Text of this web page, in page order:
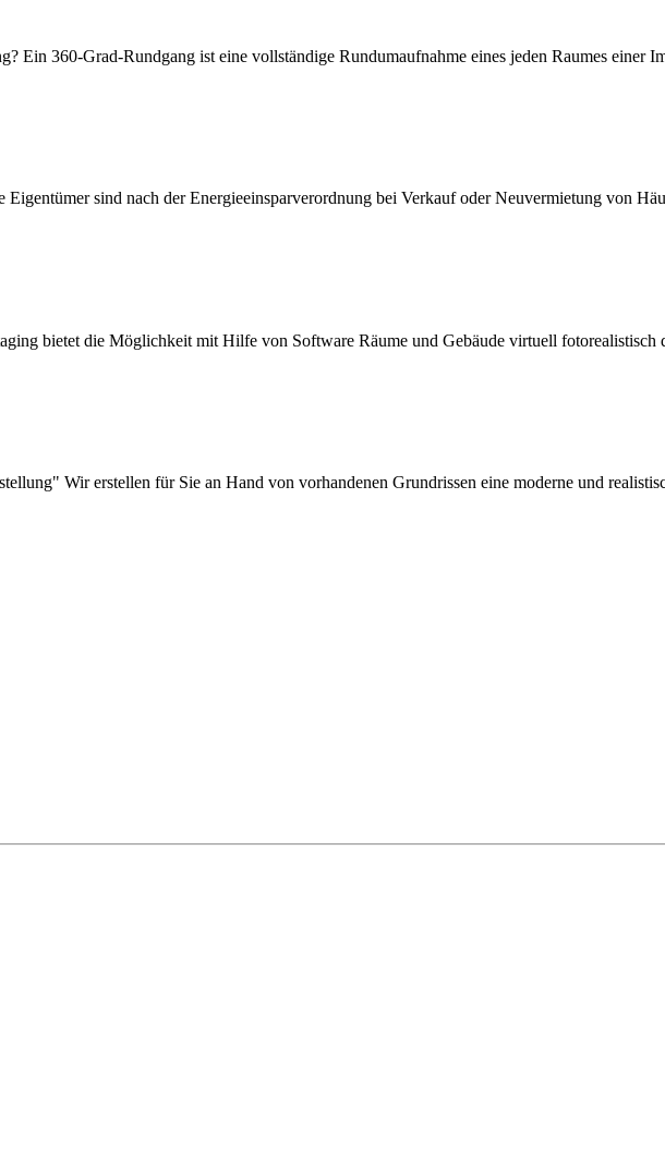
Ein 360-Grad-Rundgang ist eine vollständige Rundumaufnahme eines jeden Raumes einer
Eigentümer sind nach der Energieeinsparverordnung bei Verkauf oder Neuvermietung von
bietet die Möglichkeit mit Hilfe von Software Räume und Gebäude virtuell fotorealistisch
Wir erstellen für Sie an Hand von vorhandenen Grundrissen eine moderne und